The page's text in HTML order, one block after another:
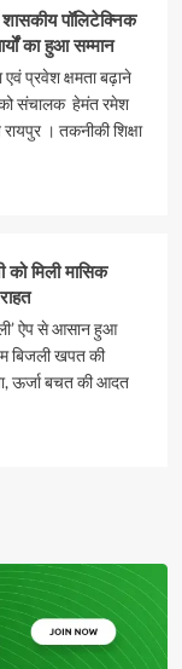
पॉलिटेक्निक
का हुआ सम्मान
एवं प्रवेश क्षमता बढ़ाने
को संचालक हेमंत रमेश
। तकनीकी शिक्षा
को मिली मासिक
ऐप से आसान हुआ
बिजली खपत की
ऊर्जा बचत की आदत